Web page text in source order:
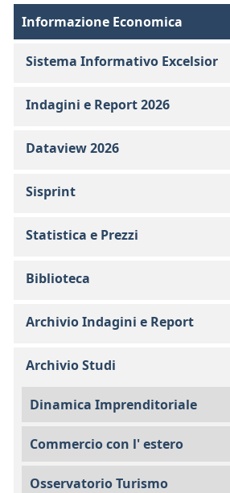
Informazione Economica
Informazione Economica
Sistema Informativo Excelsior
Indagini e Report 2026
Dataview 2026
Sisprint
Statistica e Prezzi
Biblioteca
Archivio Indagini e Report
Archivio Studi
Dinamica Imprenditoriale
Commercio con l' estero
Osservatorio Turismo